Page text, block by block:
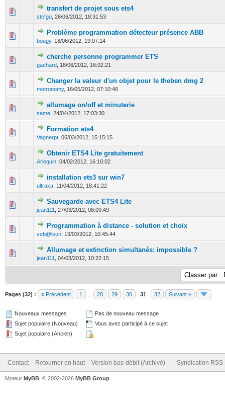
transfert de projet sous ets4
stefgo 26/06/2012, 18:31:53
0 Votes - 0 sur 5 en moyenne
1234 5
Problème programmation détecteur présence ABB
bougy, 18/06/2012, 19:07:14
0 Votes - 0 sur 5 en moyenne
12345
cherche personne programmer ETS
gachard 18/06/2012, 16:02:21
0 Votes - 0 sur 5 en moyenne
12345
Changer la valeur d'un objet pour le theben dmg 2
metronomy, 16/05/2012, 07:10:46
0 Votes - 0 sur 5 en moyenne
1 234 5
allumage on/off et minuterie
same 24/04/2012, 17:03:30
0 Votes - 0 sur 5 en moyenne
12345
Formation ets4
Vagnerpt 06/03/2012, 15:15:15
0 Votes - 0 sur 5 en moyenne
Obtenir ETS4 Lite gratuitement
Arlequin 04/02/2012, 16:16:02
0 Votes - 0 sur 5 en moyenne
12345
installation ets3 sur win7
ultraxa 11/04/2012, 18:41:22
0 Votes - 0 sur 5 en moyenne
1 2345
Sauvegarde avec ETS4 Lite
jean111 27/03/2012, 08:09:49
0 Votes - 0 sur 5 en moyenne
1 234 5
Programmation à distance - solution et choix
seb@leon 19/03/2012, 10:45:44
0 Votes - 0 sur 5 en moyenne
12345
Allumage et extinction simultanés: impossible ?
jean111 04/03/2012, 10:22:15
0 Votes - 0 sur 5 en moyenne
12345
Pages (32) : « Précédent 1 28 29 30 31 32 Suivant »
Nouveaux messages
Sujet populaire (Nouveau)
Sujet populaire (Ancien)
Pas de nouveau message
Vous avez participé à ce sujet
Contact Retourner en haut Version bas-débit (Archivé) Syndication RSS
Moteur MyBB , © 2002-2026 MyBB Group